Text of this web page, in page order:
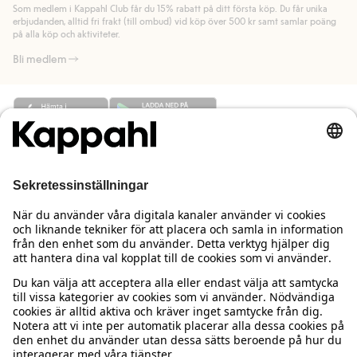
Läs mer
Läs mer
Som medlem i Kappahl Club får du 15% rabatt på ditt första köp. Du får unika
erbjudanden, alltid fri frakt (till ombud) vid köp över 500 kr samt samlar poäng
på alla köp och aktiviteter.
Bli medlem
Behöver du hjälp?
Kundservice
Vanliga frågor
Beställning & retur
Kappahl Club
Logga in
Kappahl Club
Om oss
Om Kappahl Group
Villkor & policy